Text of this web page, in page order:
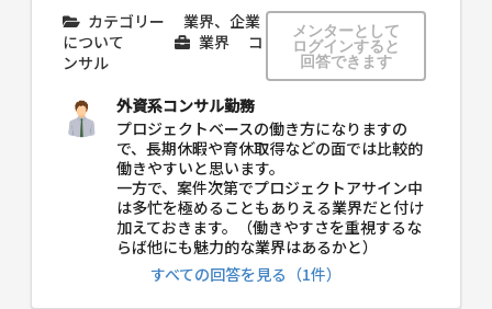
カテゴリー
業界、企業
について
業界
コ
ンサル
メンターとして
ログインすると
回答できます
外資系コンサル勤務
プロジェクトベースの働き方になりますの
で、長期休暇や育休取得などの面では比較的
働きやすいと思います。
一方で、案件次第でプロジェクトアサイン中
は多忙を極めることもありえる業界だと付け
加えておきます。（働きやすさを重視するな
らば他にも魅力的な業界はあるかと）
すべての回答を見る（1件）